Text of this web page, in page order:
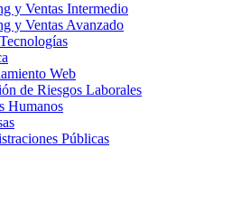
y Ventas Intermedio
y Ventas Avanzado
Web
de Riesgos Laborales
Humanos
Públicas